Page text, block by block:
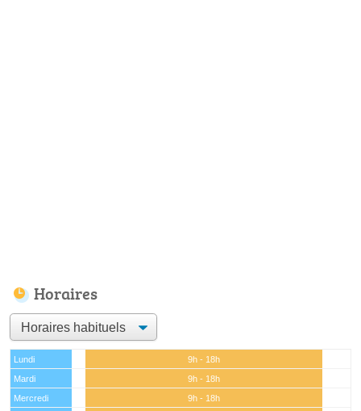
Horaires
Lundi
9h - 18h
Mardi
9h - 18h
Mercredi
9h - 18h